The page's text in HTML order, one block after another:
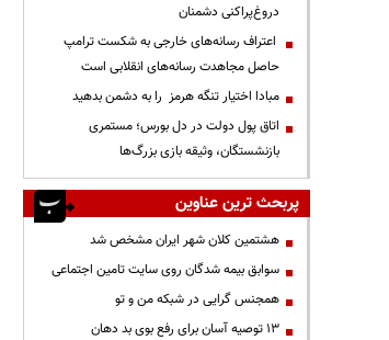
دروغ‌پراکنی دشمنان
اعتراف رسانه‌های خارجی به شکست ترامپ
حاصل مجاهدت رسانه‌های انقلابی است
مبادا اختیار تنگه هرمز را به دشمن بدهید
اتاق پول دولت در دل بورس؛ مستمری
بازنشستگان، وثیقه بازی بزرگ‌ها
پربحث ترین عناوین
هشتمین کلان شهر ایران مشخص شد
سوابق بیمه شدگان روی سایت تامین اجتماعی
همجنس گرایی در شبکه من و تو
13 توصیه آسان برای رفع بوی بد دهان